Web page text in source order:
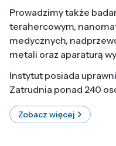
Prowadzimy także
terahercowym,
medycznych,
metali oraz aparaturą
Instytut posiada
Zatrudnia ponad 240
Zobacz więcej